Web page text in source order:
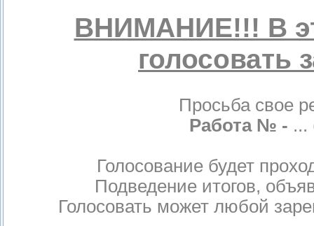
ВНИМАНИЕ!!! В
голосовать
Просьба свое
Работа № - ...
Голосование будет
Подведение итогов,
Голосовать может любой